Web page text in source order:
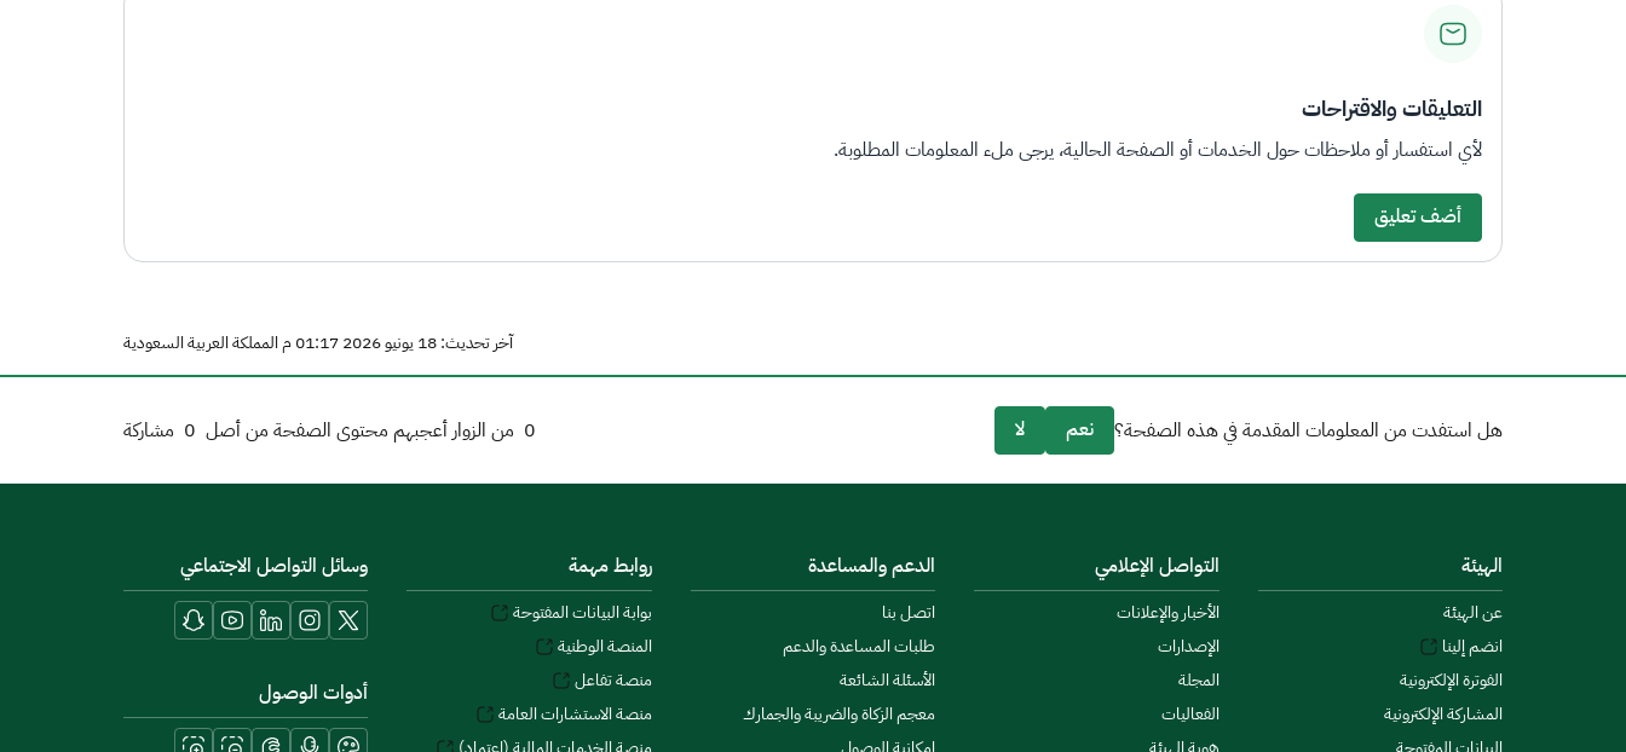
التعليقات والاقتراحات
لأي استفسار أو ملاحظات حول الخدمات أو الصفحة الحالية، يرجى ملء المعلومات المطلوبة.
أضف تعليق
آخر تحديث: 18 يونيو 2026 01:17 م المملكة العربية السعودية
0 من الزوار أعجبهم محتوى الصفحة من أصل 0 مشاركة هل استفدت من المعلومات المقدمة في هذه الصفحة؟ نعم لا
الهيئة
عن الهيئة
انضم إلينا
الفوترة الإلكترونية
المشاركة الإلكترونية
التواصل الإعلامي
الأخبار والإعلانات
الإصدارات
المجلة
الفعاليات
الدعم والمساعدة
اتصل بنا
طلبات المساعدة والدعم
الأسئلة الشائعة
معجم الزكاة والضريبة والجمارك
روابط مهمة
بوابة البيانات المفتوحة
المنصة الوطنية
منصة تفاعل
منصة الاستشارات العامة
وسائل التواصل الاجتماعي
أدوات الوصول